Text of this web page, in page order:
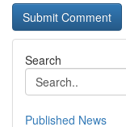
Search
Published News